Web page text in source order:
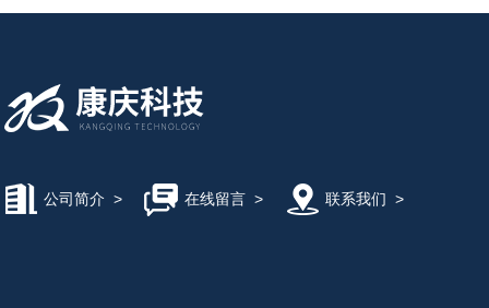
公司简介 > 在线留言> 联系我们 >